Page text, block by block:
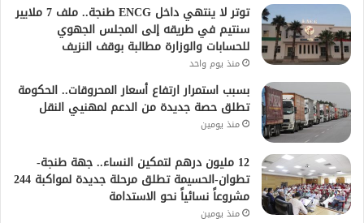
توتر لا ينتهي داخل ENCG طنجة.. ملف 7 ملايير
سنتيم في طريقه إلى المجلس الجهوي
للحسابات والوزارة مطالبة بوقف النزيف
منذ يوم واحد
بسبب استمرار ارتفاع أسعار المحروقات.. الحكومة
تطلق حصة جديدة من الدعم لمهنيي النقل
منذ يومين
12 مليون درهم لتمكين النساء.. جهة طنجة-
تطوان-الحسيمة تطلق مرحلة جديدة لمواكبة 244
مشروعاً نسائياً نحو الاستدامة
منذ يومين